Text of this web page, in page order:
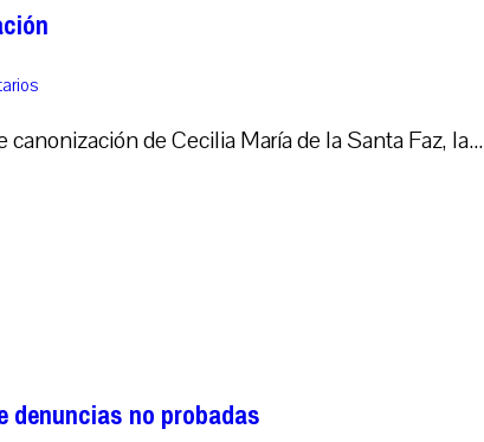
de Cecilia María de la Santa Faz, la...
no probadas